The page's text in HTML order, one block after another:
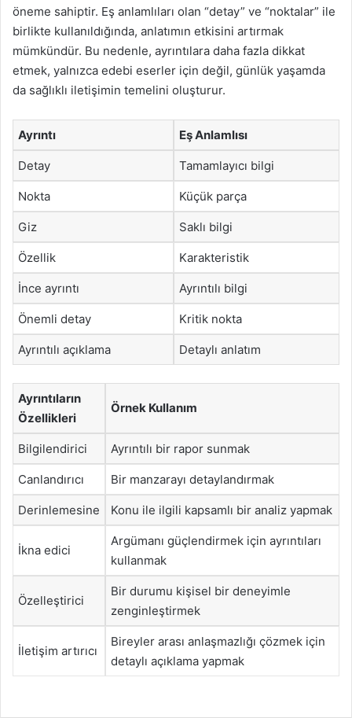
öneme sahiptir. Eş anlamlıları olan “detay” ve “noktalar” ile
birlikte kullanıldığında, anlatımın etkisini artırmak
mümkündür. Bu nedenle, ayrıntılara daha fazla dikkat
etmek, yalnızca edebi eserler için değil, günlük yaşamda
da sağlıklı iletişimin temelini oluşturur.
Ayrıntı Eş Anlamlısı
Detay Tamamlayıcı bilgi
Nokta Küçük parça
Giz Saklı bilgi
Özellik Karakteristik
İnce ayrıntı Ayrıntılı bilgi
Önemli detay Kritik nokta
Ayrıntılı açıklama Detaylı anlatım
Ayrıntıların
Özellikleri
Örnek Kullanım
Bilgilendirici Ayrıntılı bir rapor sunmak
Canlandırıcı Bir manzarayı detaylandırmak
Derinlemesine Konu ile ilgili kapsamlı bir analiz yapmak
İkna edici
Argümanı güçlendirmek için ayrıntıları
kullanmak
Özelleştirici
Bir durumu kişisel bir deneyimle
zenginleştirmek
İletişim artırıcı
Bireyler arası anlaşmazlığı çözmek için
detaylı açıklama yapmak